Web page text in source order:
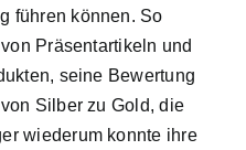
führen können. So
Präsentartikeln und
seine Bewertung
Silber zu Gold, die
wiederum konnte ihre